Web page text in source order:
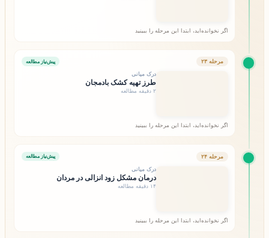
اگر نخوانده‌اید، ابتدا این مرحله را ببینید
مرحله ۲۳ پیش‌نیاز مطالعه
درک میانی
طرز تهیه کشک بادمجان
۲ دقیقه مطالعه
اگر نخوانده‌اید، ابتدا این مرحله را ببینید
مرحله ۲۴ پیش‌نیاز مطالعه
درک میانی
درمان مشکل زود انزالی در مردان
۱۴ دقیقه مطالعه
اگر نخوانده‌اید، ابتدا این مرحله را ببینید